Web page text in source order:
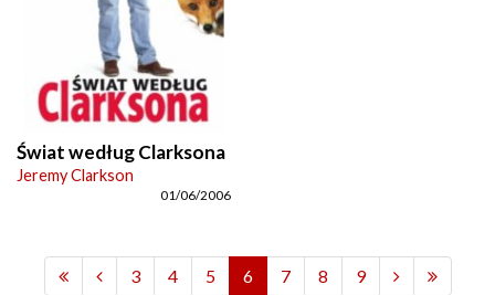
Świat według Clarksona
Jeremy Clarkson
01/06/2006
3 4 5 6 7 8 9